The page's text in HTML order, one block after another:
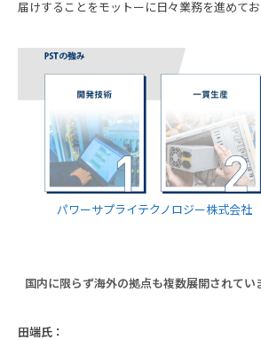
届けすることをモットーに日々業務を進めてお
パワーサプライテクノロジー株式会社
国内に限らず海外の拠点も複数展開されてい
田端氏：